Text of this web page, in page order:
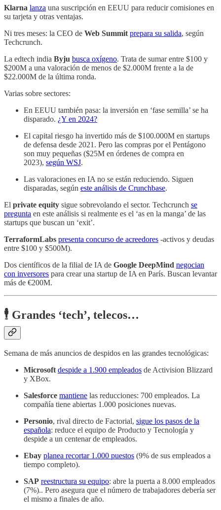
Klarna lanza una suscripción en EEUU para reducir comisiones en
su tarjeta y otras ventajas.
Ni tres meses: la CEO de Web Summit prepara su salida, según
Techcrunch.
La edtech india Byju busca oxígeno. Trata de sumar entre $100 y
$200M a una valoración de menos de $2.000M frente a la de
$22.000M de la última ronda.
Varias sobre sectores:
En EEUU también pasa: la inversión en ‘fase semilla’ se ha
disparado. ¿Y en 2024?
El capital riesgo ha invertido más de $100.000M en startups
de defensa desde 2021. Pero las compras por el Pentágono
son muy pequeñas ($25M en órdenes de compra en
2023), según WSJ.
Las valoraciones en IA no se están reduciendo. Siguen
disparadas, según este análisis de Crunchbase.
El private equity sigue sobrevolando el sector. Techcrunch se
pregunta en este análisis si realmente es el ‘as en la manga’ de las
startups que buscan un ‘exit’.
TerraformLabs presenta concurso de acreedores -activos y deudas
entre $100 y $500M).
Dos científicos de la filial de IA de Google DeepMind negocian
con inversores para crear una startup de IA en París. Buscan levantar
más de €200M.
🕴️ Grandes ‘tech’, telecos…
Semana de más anuncios de despidos en las grandes tecnológicas:
Microsoft despide a 1.900 empleados de Activision Blizzard
y XBox.
Salesforce mantiene las reducciones: 700 empleados. La
compañía tiene abiertas 1.000 posiciones nuevas.
Personio, rival directo de Factorial, sigue los pasos de la
española: reduce el equipo de Producto y Tecnología y
despide a un centenar de empleados.
Ebay planea recortar 1.000 puestos (9% de sus empleados a
tiempo completo).
SAP reestructura su equipo: abre la puerta a 8.000 empleados
(7%).. Pero asegura que el número de trabajadores debería ser
el mismo a finales de año.